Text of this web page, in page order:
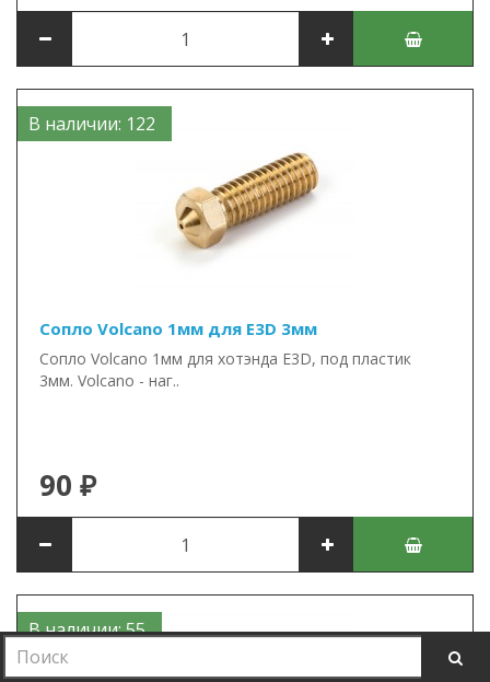
В наличии: 122
Сопло Volcano 1мм для E3D 3мм
Сопло Volcano 1мм для хотэнда E3D, под пластик
3мм. Volcano - наг..
90 ₽
В наличии: 55